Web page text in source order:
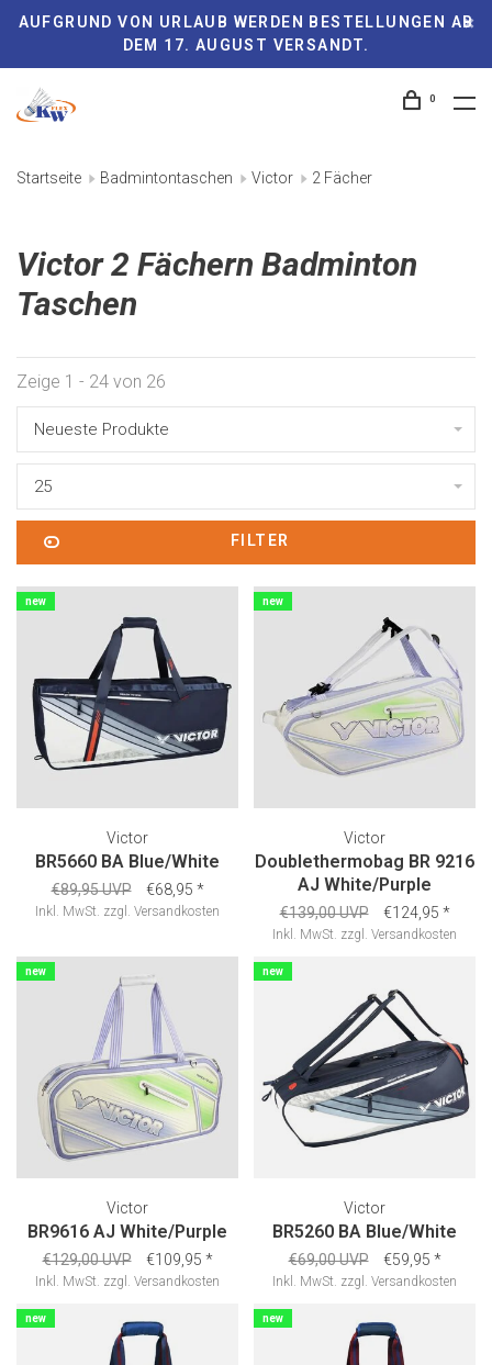
AUFGRUND VON URLAUB WERDEN BESTELLUNGEN AB
DEM 17. AUGUST VERSANDT.
0
Startseite Badmintontaschen Victor 2 Fächer
Victor 2 Fächern Badminton
Taschen
Zeige 1 - 24 von 26
Neueste Produkte
25
FILTER
new
Victor
BR5660 BA Blue/White
€89,95 UVP €68,95 *
Inkl. MwSt. zzgl. Versandkosten
new
Victor
Doublethermobag BR 9216
AJ White/Purple
€139,00 UVP €124,95 *
Inkl. MwSt. zzgl. Versandkosten
new
Victor
BR9616 AJ White/Purple
€129,00 UVP €109,95 *
Inkl. MwSt. zzgl. Versandkosten
new
Victor
BR5260 BA Blue/White
€69,00 UVP €59,95 *
Inkl. MwSt. zzgl. Versandkosten
new new